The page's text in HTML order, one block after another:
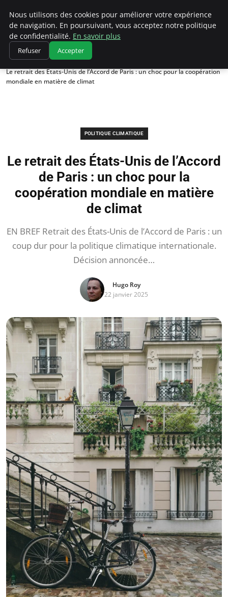
Climatedebtagents
Accueil
Politique climatique
Le retrait des États-Unis de l’Accord de Paris : un choc pour la coopération
mondiale en matière de climat
POLITIQUE CLIMATIQUE
Le retrait des États-Unis de l’Accord
de Paris : un choc pour la
coopération mondiale en matière
de climat
EN BREF Retrait des États-Unis de l’Accord de Paris : un
coup dur pour la politique climatique internationale.
Décision annoncée…
Hugo Roy
22 janvier 2025
Nous utilisons des cookies pour améliorer votre expérience
de navigation. En poursuivant, vous acceptez notre politique
de confidentialité. En savoir plus
Refuser Accepter